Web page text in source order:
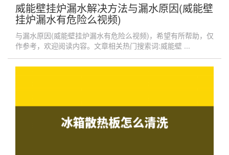
威能壁挂炉漏水解决方法与漏水原因(威能壁
挂炉漏水有危险么视频)
与漏水原因(威能壁挂炉漏水有危险么视频)，希望有所帮助，仅
作参考，欢迎阅读内容。文章相关热门搜索词:威能壁 ...